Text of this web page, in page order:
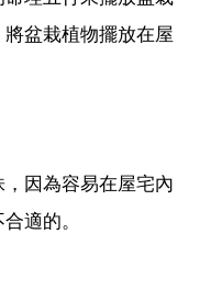
盆栽植物擺放在屋
因為容易在屋宅內
適的。